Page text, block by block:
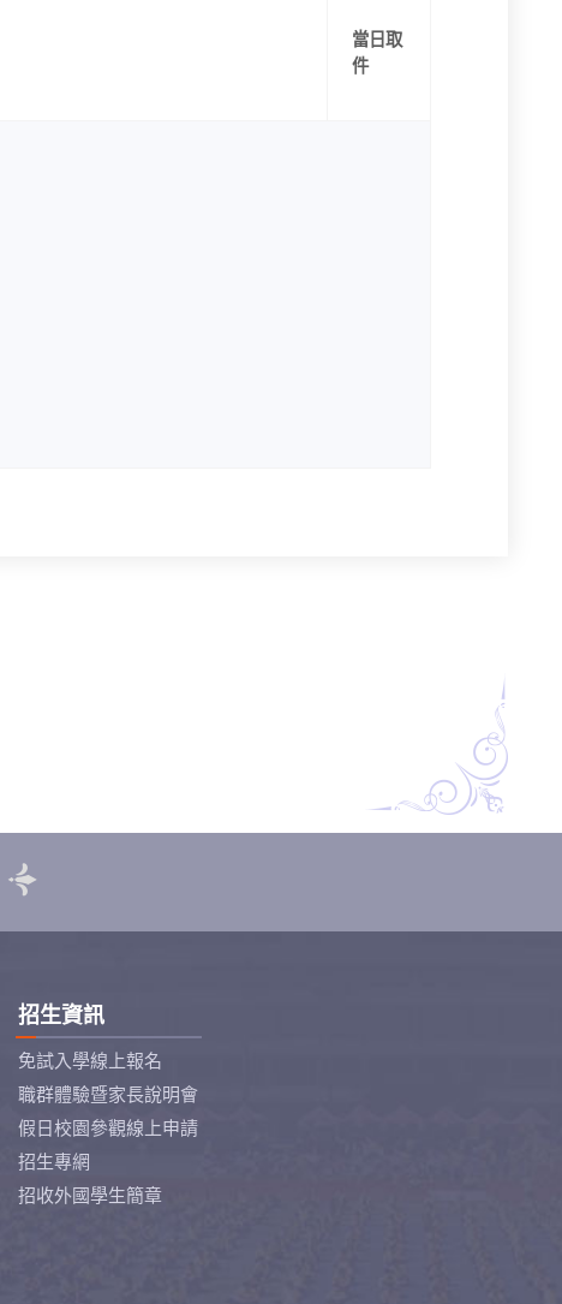
當日取
件
招生資訊
免試入學線上報名
職群體驗暨家長說明會
假日校園參觀線上申請
招生專網
招收外國學生簡章